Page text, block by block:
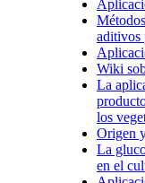
aditivos
Wiki
La
los
Origen
La
en el